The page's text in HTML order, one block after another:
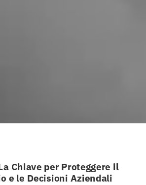
Chiave per Proteggere il
e le Decisioni Aziendali